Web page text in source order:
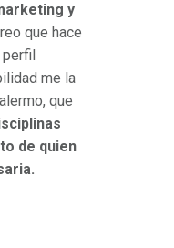
y
que hace
perfil
me la
que
de quien